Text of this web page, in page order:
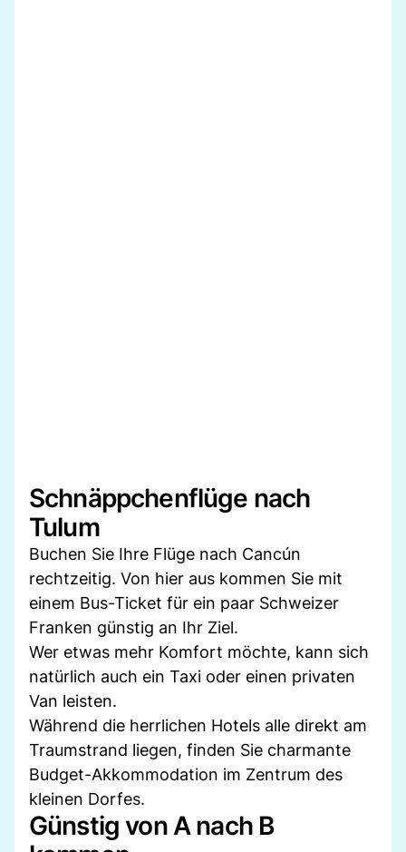
Schnäppchenflüge nach
Tulum
Buchen Sie Ihre Flüge nach Cancún
rechtzeitig. Von hier aus kommen Sie mit
einem Bus-Ticket für ein paar Schweizer
Franken günstig an Ihr Ziel.
Wer etwas mehr Komfort möchte, kann sich
natürlich auch ein Taxi oder einen privaten
Van leisten.
Während die herrlichen Hotels alle direkt am
Traumstrand liegen, finden Sie charmante
Budget-Akkommodation im Zentrum des
kleinen Dorfes.
Günstig von A nach B